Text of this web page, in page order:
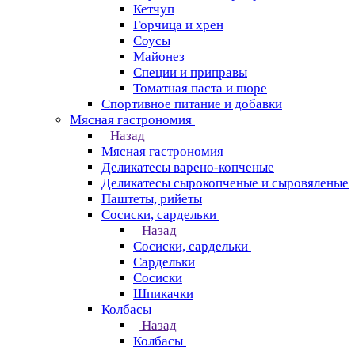
Кетчуп
Горчица и хрен
Соусы
Майонез
Специи и приправы
Томатная паста и пюре
Спортивное питание и добавки
Мясная гастрономия
Назад
Мясная гастрономия
Деликатесы варено-копченые
Деликатесы сырокопченые и сыровяленые
Паштеты, рийеты
Сосиски, сардельки
Назад
Сосиски, сардельки
Сардельки
Сосиски
Шпикачки
Колбасы
Назад
Колбасы